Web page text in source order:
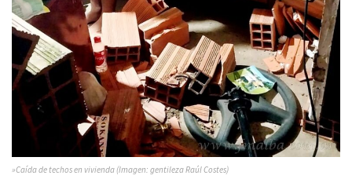
»Caída de techos en vivienda (Imagen: gentileza Raúl Costes)